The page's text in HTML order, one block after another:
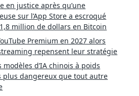
en justice après qu’une
sur l’App Store a escroqué
million de dollars en Bitcoin
Premium en 2027 alors
repensent leur stratégie
modèles d’IA chinois à poids
plus dangereux que tout autre